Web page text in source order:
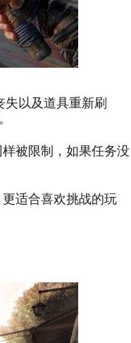
失以及道具重新刷
被限制，如果任务没
适合喜欢挑战的玩